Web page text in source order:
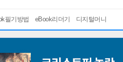
필기방법 eBook리더기 디지털머니